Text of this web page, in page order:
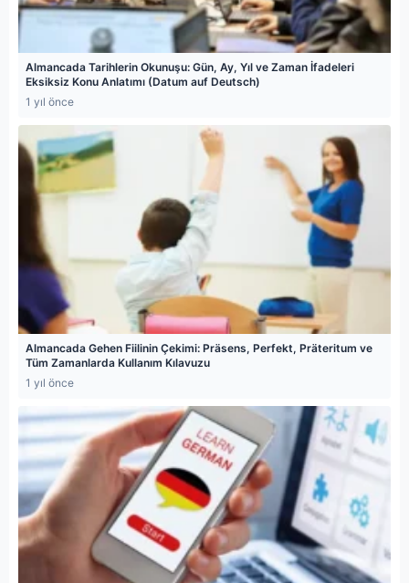
Almancada Tarihlerin Okunuşu: Gün, Ay, Yıl ve Zaman İfadeleri
Eksiksiz Konu Anlatımı (Datum auf Deutsch)
1 yıl önce
Almancada Gehen Fiilinin Çekimi: Präsens, Perfekt, Präteritum ve
Tüm Zamanlarda Kullanım Kılavuzu
1 yıl önce